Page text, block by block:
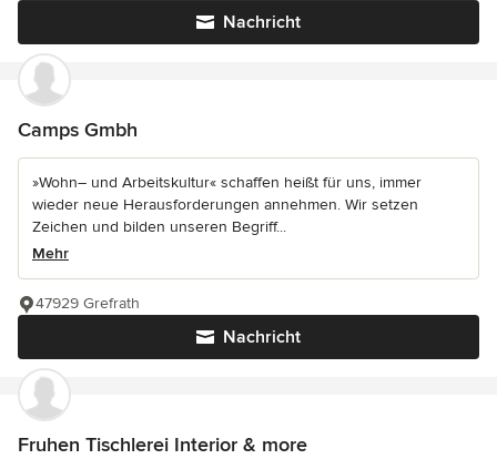
Nachricht
Camps Gmbh
»Wohn– und Arbeitskultur« schaffen heißt für uns, immer
wieder neue Herausforderungen annehmen. Wir setzen
Zeichen und bilden unseren Begriff...
Mehr
Nachricht
47929 Grefrath
Fruhen Tischlerei Interior & more